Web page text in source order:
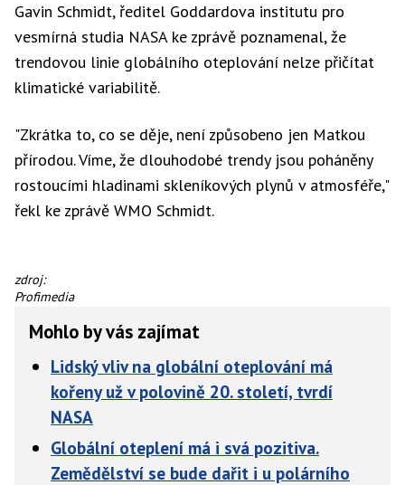
Gavin Schmidt, ředitel Goddardova institutu pro
vesmírná studia NASA ke zprávě poznamenal, že
trendovou linie globálního oteplování nelze přičítat
klimatické variabilitě.
"Zkrátka to, co se děje, není způsobeno jen Matkou
přírodou. Víme, že dlouhodobé trendy jsou poháněny
rostoucími hladinami skleníkových plynů v atmosféře,"
řekl ke zprávě WMO Schmidt.
Nastupuje
na
archu?
zdroj:
Profimedia
Mohlo by vás zajímat
Lidský vliv na globální oteplování má
kořeny už v polovině 20. století, tvrdí
NASA
Globální oteplení má i svá pozitiva.
Zemědělství se bude dařit i u polárního